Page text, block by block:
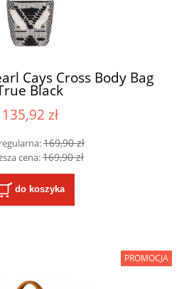
Cays Cross Body Bag
Black
135,92 zł
169,90 zł
cena:169,90 zł
do koszyka
PROMOCJA